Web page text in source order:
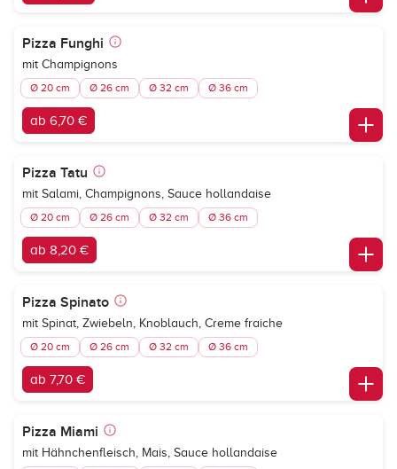
Pizza Funghi
mit Champignons
Ø 20 cm Ø 26 cm Ø 32 cm Ø 36 cm
ab 6,70 €
Pizza Tatu
mit Salami, Champignons, Sauce hollandaise
Ø 20 cm Ø 26 cm Ø 32 cm Ø 36 cm
ab 8,20 €
Pizza Spinato
mit Spinat, Zwiebeln, Knoblauch, Creme fraiche
Ø 20 cm Ø 26 cm Ø 32 cm Ø 36 cm
ab 7,70 €
Pizza Miami
mit Hähnchenfleisch, Mais, Sauce hollandaise